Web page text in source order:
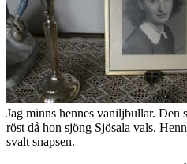
Jag minns hennes vaniljbullar. Den
röst då hon sjöng Sjösala vals.
svalt snapsen.